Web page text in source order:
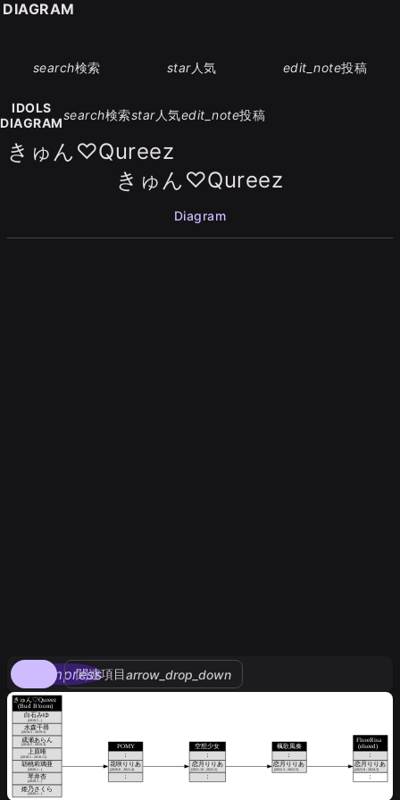
search検索 star人気 edit_note投稿
IDOLS
DIAGRAM
search検索star人気edit_note投稿
きゅん♡Qureez
きゅん♡Qureez
Diagram
compress
関連項目arrow_drop_down